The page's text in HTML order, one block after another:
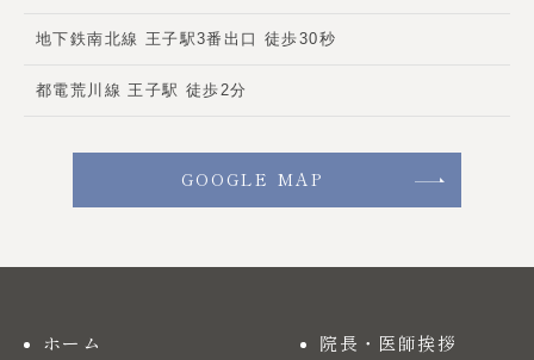
地下鉄南北線 王子駅3番出口 徒歩30秒
都電荒川線 王子駅 徒歩2分
GOOGLE MAP
ホーム 院長・医師挨拶